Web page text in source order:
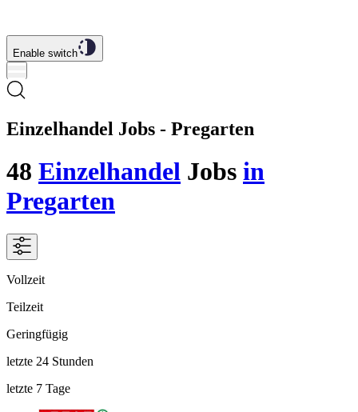
Enable switch
Einzelhandel Jobs - Pregarten
48 Einzelhandel Jobs in
Pregarten
Vollzeit
Teilzeit
Geringfügig
letzte 24 Stunden
letzte 7 Tage